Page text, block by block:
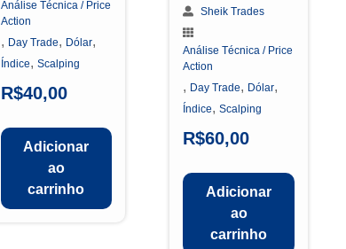
Análise Técnica / Price
Action
, Day Trade, Dólar,
Índice, Scalping
R$40,00
Adicionar
ao
carrinho
Sheik Trades
Análise Técnica / Price
Action
, Day Trade, Dólar,
Índice,Scalping
R$60,00
Adicionar
ao
carrinho